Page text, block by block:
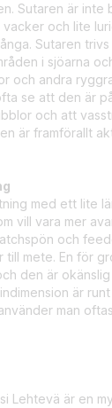
Sutaren är
och lite
Sutaren trivs
i sjöarna
och andra
se att den är
och att
är framförallt
med ett lite
vill vara mer
och
till mete. En för
den är
är
man
Lehtevä är en